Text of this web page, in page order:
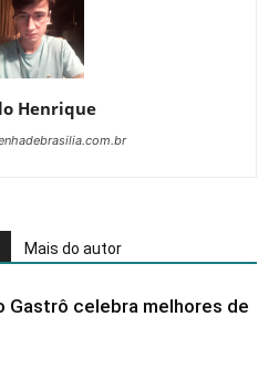
Henrique
Mais do autor
Gastrô celebra melhores de